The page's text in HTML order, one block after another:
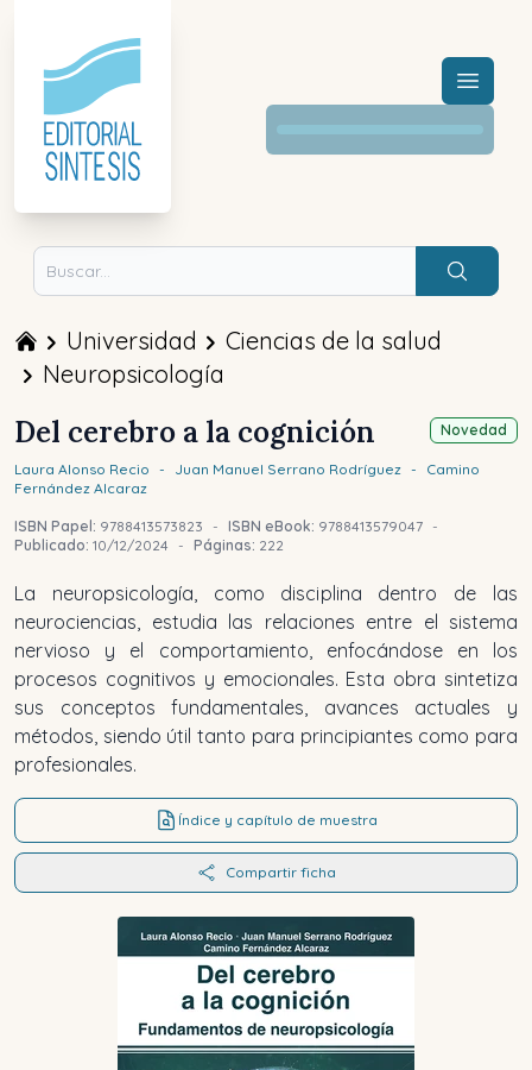
Menú
Buscar
Universidad
Ciencias de la salud
Neuropsicología
Novedad
Del cerebro a la cognición
Laura Alonso Recio - Juan Manuel Serrano Rodríguez -
Camino
Fernández Alcaraz
ISBN Papel: 9788413573823 - ISBN eBook: 9788413579047 -
Publicado: 10/12/2024 - Páginas: 222
La neuropsicología, como disciplina dentro de las
neurociencias, estudia las relaciones entre el sistema
nervioso y el comportamiento, enfocándose en los
procesos cognitivos y emocionales. Esta obra sintetiza
sus conceptos fundamentales, avances actuales y
métodos, siendo útil tanto para principiantes como para
profesionales.
Índice y capítulo de muestra
Compartir ficha